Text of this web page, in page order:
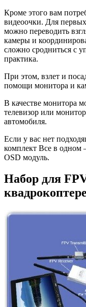
Кроме этого вам
видеоочки. Для
можно переводить
камеры и
сложно сродниться с
практика.
При этом, взлет и
помощи монитора и
В качестве монитора
телевизор или
автомобиля.
Если у вас нет
комплект Все в одном
OSD модуль.
Набор для
квадрокоптере